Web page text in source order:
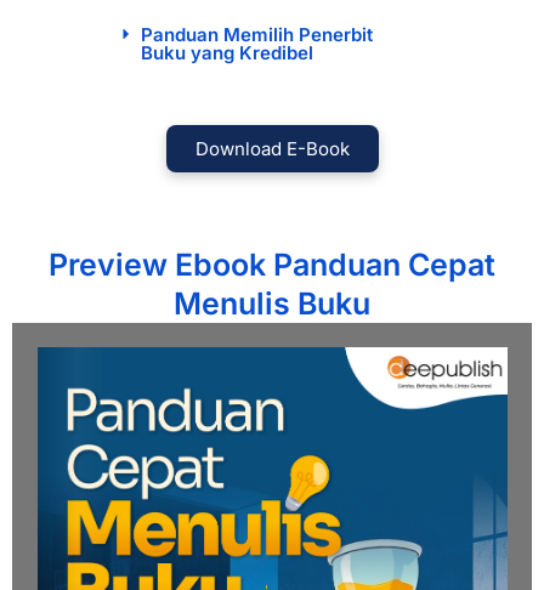
Panduan Memilih Penerbit
Buku yang Kredibel
Download E-Book
Preview Ebook Panduan Cepat
Menulis Buku